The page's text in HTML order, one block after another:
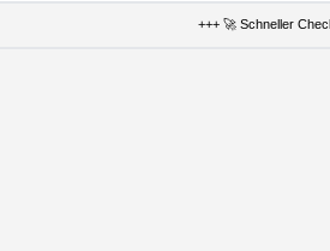
+++ 🚀 Schneller